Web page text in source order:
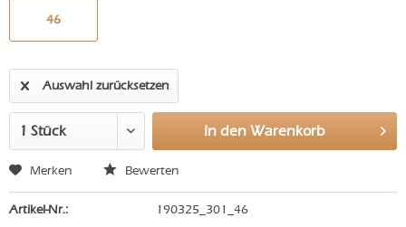
46
Auswahl zurücksetzen
In den Warenkorb
Merken Bewerten
Artikel-Nr.: 190325_301_46